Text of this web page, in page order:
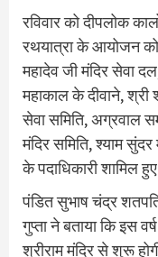
रविवार को दीपलोक
रथयात्रा के आयोजन
महादेव जी मंदिर सेवा
महाकाल के दीवाने, श्री
सेवा समिति, अग्रवाल
मंदिर समिति, श्याम
के पदाधिकारी शामिल
पंडित सुभाष चंद्र
गुप्ता ने बताया कि इस
श्रीराम मंदिर से शुरू